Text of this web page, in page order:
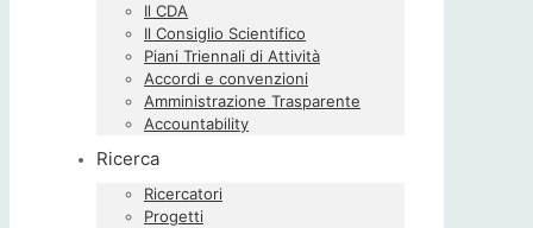
Il CDA
Il Consiglio Scientifico
Piani Triennali di Attività
Accordi e convenzioni
Amministrazione Trasparente
Accountability
Ricerca
Ricercatori
Progetti